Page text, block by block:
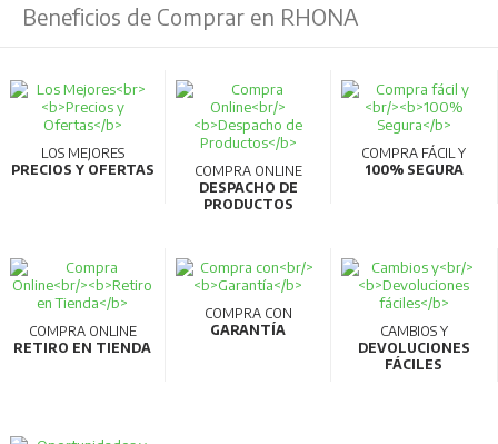
Beneficios de Comprar en RHONA
LOS MEJORES
PRECIOS Y OFERTAS
COMPRA ONLINE
DESPACHO DE
PRODUCTOS
COMPRA FÁCIL Y
100% SEGURA
COMPRA ONLINE
RETIRO EN TIENDA
COMPRA CON
GARANTÍA
CAMBIOS Y
DEVOLUCIONES
FÁCILES